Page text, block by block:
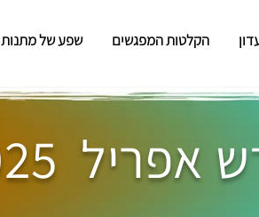
הקלטות המפגשים שפע של מתנות
2025